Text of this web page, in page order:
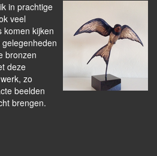
in prachtige
veel
komen kijken
bronzen
deze
zo
beelden
brengen.